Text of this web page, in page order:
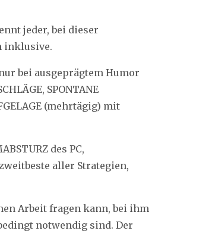
jeder, bei dieser
inklusive.
bei ausgeprägtem Humor
SPONTANE
(mehrtägig) mit
des PC,
aller Strategien,
Arbeit fragen kann, bei ihm
notwendig sind. Der